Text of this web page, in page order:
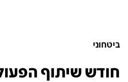
ביטחוני
חודש שיתוף